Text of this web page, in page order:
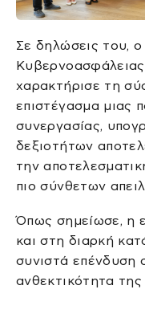
Σε δηλώσεις του, ο
χαρακτήρισε τη
επιστέγασμα μιας
συνεργασίας,
δεξιοτήτων
την
πιο σύνθετων
Όπως σημείωσε, η
και στη διαρκή
συνιστά επένδυση
ανθεκτικότητα